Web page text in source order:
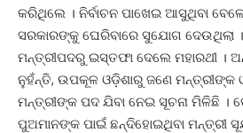
କରିଥିଲେ । ନିର୍ବାଚନ ପାଖେଇ ଆସୁଥିବା
ସରକାରଙ୍କୁ ଘେରିବାରେ ସୁଯୋଗ ଦେଉଥିଲା
ମନ୍ତ୍ରୀପଦରୁ ଇସ୍ତଫା ଦେଲେ ମହାରଥୀ ।
ନୁହଁନ୍ତି, ଉପକୂଳ ଓଡ଼ିଶାରୁ ଜଣେ ମନ୍ତ୍ରୀଙ୍କ
ମନ୍ତ୍ରୀଙ୍କ ପଦ ଯିବା ନେଇ ସୂଚନା ମିଳିଛି ।
ପୁଅମାନଙ୍କ ପାଇଁ ଛନ୍ଦିହୋଇଥିବା ମନ୍ତ୍ରୀ